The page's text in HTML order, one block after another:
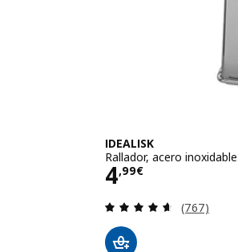
IDEALISK
Rallador, acero inoxidable
4,99€
Precio 4,99€
Revisa:
(767)